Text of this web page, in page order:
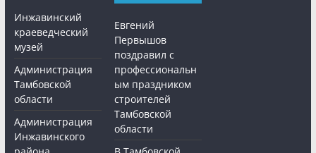
Инжавинский
краеведческий
музей
Администрация
Тамбовской
области
Администрация
Инжавинского
Евгений
Первышов
поздравил с
профессиональн
ым праздником
строителей
Тамбовской
области